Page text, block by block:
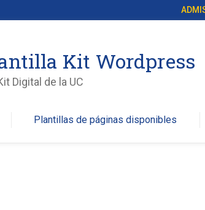
Kit Wordpress
Digital de la UC
Plantillas de páginas disponibles